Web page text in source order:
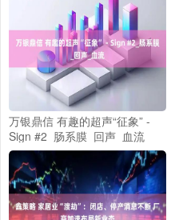
万银鼎信 有趣的超声“征象” -
Sign #2_肠系膜_回声_血流